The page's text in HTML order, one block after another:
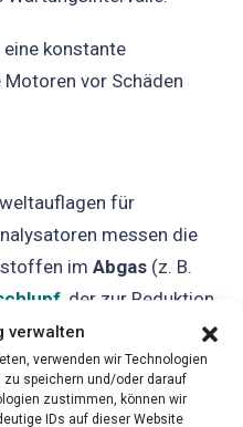
verwalten
verwenden wir Technologien
speichern und/oder darauf
zustimmen, können wir
IDs auf dieser Website
konstante
vor Schäden
für
messen die
imAbgas (z. B.
, der zur Reduktion
wird.
schützt nicht nur die
Konsequenzen.